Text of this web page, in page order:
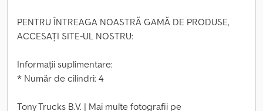
PENTRU ÎNTREAGA NOASTRĂ GAMĂ DE PRODUSE,
ACCESAȚI SITE-UL NOSTRU:
Informații suplimentare:
* Număr de cilindri: 4
Tony Trucks B.V. | Mai multe fotografii pe